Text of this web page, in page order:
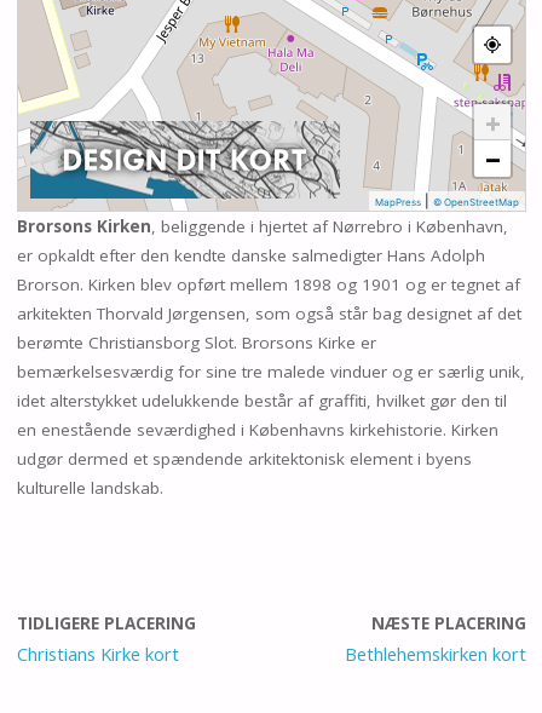
+
−
MapPress| © OpenStreetMap
Brorsons Kirken, beliggende i hjertet af Nørrebro i København,
er opkaldt efter den kendte danske salmedigter Hans Adolph
Brorson. Kirken blev opført mellem 1898 og 1901 og er tegnet af
arkitekten Thorvald Jørgensen, som også står bag designet af det
berømte Christiansborg Slot. Brorsons Kirke er
bemærkelsesværdig for sine tre malede vinduer og er særlig unik,
idet alterstykket udelukkende består af graffiti, hvilket gør den til
en enestående seværdighed i Københavns kirkehistorie. Kirken
udgør dermed et spændende arkitektonisk element i byens
kulturelle landskab.
TIDLIGERE PLACERING
Christians Kirke kort
NÆSTE PLACERING
Bethlehemskirken kort